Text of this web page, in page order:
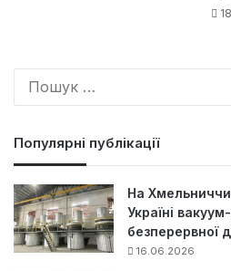
Популярні публікації
На
Україні
безперервної
16.06.2026